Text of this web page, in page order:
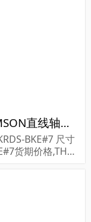
104KRDS-BKE#7轴承参数,THOMSON直线轴承104KRDS-BKE#7重量
BKE#7 尺寸
货期价格,THO